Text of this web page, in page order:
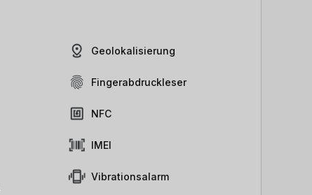
Geolokalisierung
Fingerabdruckleser
NFC
IMEI
Vibrationsalarm